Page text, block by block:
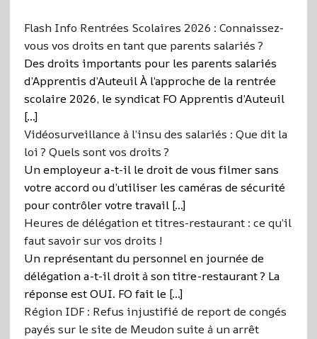
Flash Info Rentrées Scolaires 2026 : Connaissez-
vous vos droits en tant que parents salariés ?
Des droits importants pour les parents salariés
d’Apprentis d’Auteuil À l’approche de la rentrée
scolaire 2026, le syndicat FO Apprentis d’Auteuil
[…]
Vidéosurveillance à l’insu des salariés : Que dit la
loi ? Quels sont vos droits ?
Un employeur a-t-il le droit de vous filmer sans
votre accord ou d’utiliser les caméras de sécurité
pour contrôler votre travail […]
Heures de délégation et titres-restaurant : ce qu’il
faut savoir sur vos droits !
Un représentant du personnel en journée de
délégation a-t-il droit à son titre-restaurant ? La
réponse est OUI. FO fait le […]
Région IDF : Refus injustifié de report de congés
payés sur le site de Meudon suite à un arrêt